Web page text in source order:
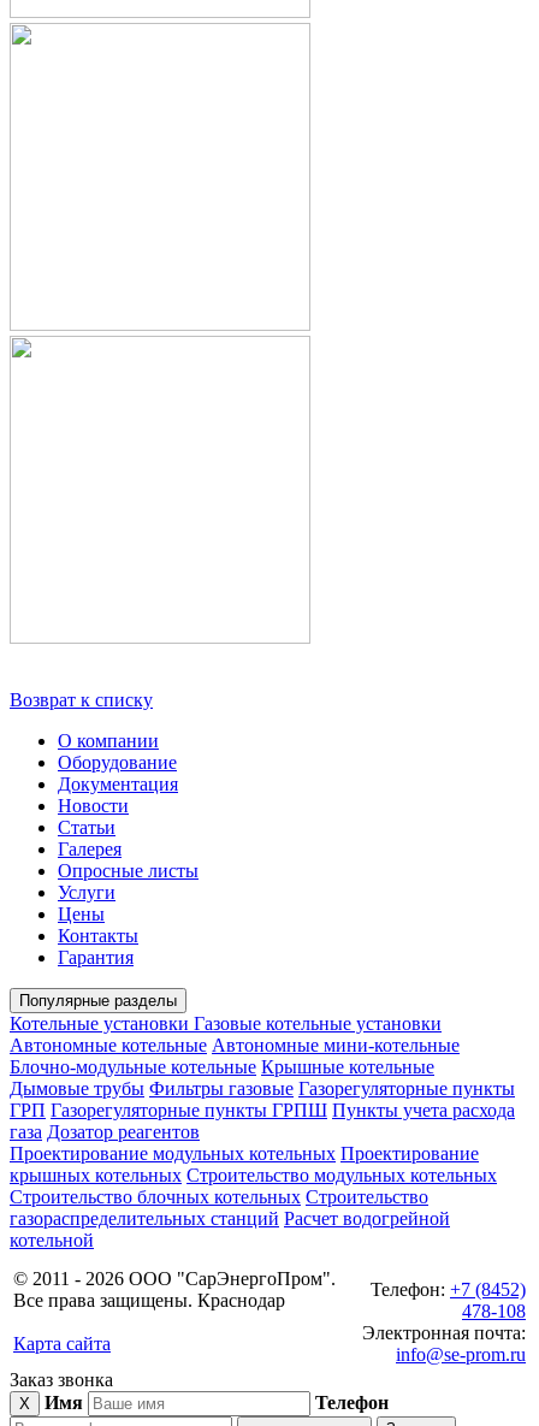
Возврат к списку
О компании
Оборудование
Документация
Новости
Статьи
Галерея
Опросные листы
Услуги
Цены
Контакты
Гарантия
Популярные разделы
Котельные установки Газовые котельные установки
Автономные котельные Автономные мини-котельные
Блочно-модульные котельные Крышные котельные
Дымовые трубы Фильтры газовые Газорегуляторные пункты
ГРП Газорегуляторные пункты ГРПШ Пункты учета расхода
газа Дозатор реагентов
Проектирование модульных котельных Проектирование
крышных котельных Строительство модульных котельных
Строительство блочных котельных Строительство
газораспределительных станций Расчет водогрейной
котельной
© 2011 - 2026 ООО "СарЭнергоПром".
Все права защищены. Краснодар
Карта сайта
Телефон: +7 (8452)
478-108
Электронная почта:
info@se-prom.ru
Заказ звонка
X Имя Телефон